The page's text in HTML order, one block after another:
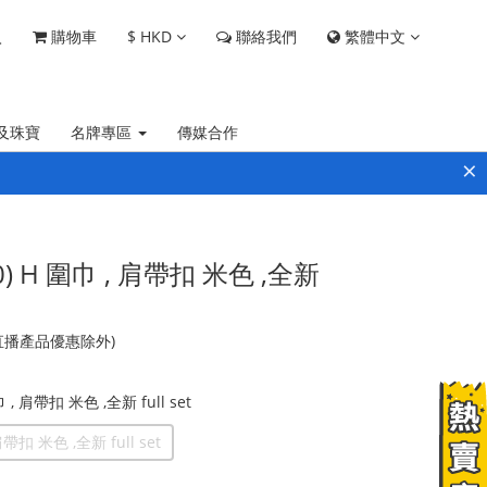
×
珠寶 名牌專區 傳媒合作
購物車 $ HKD 聯絡我們 繁體中文
H 圍巾 , 肩帶扣 米色 ,全新
產品優惠除外)
, 肩帶扣 米色 ,全新 full set
帶扣 米色 ,全新 full set